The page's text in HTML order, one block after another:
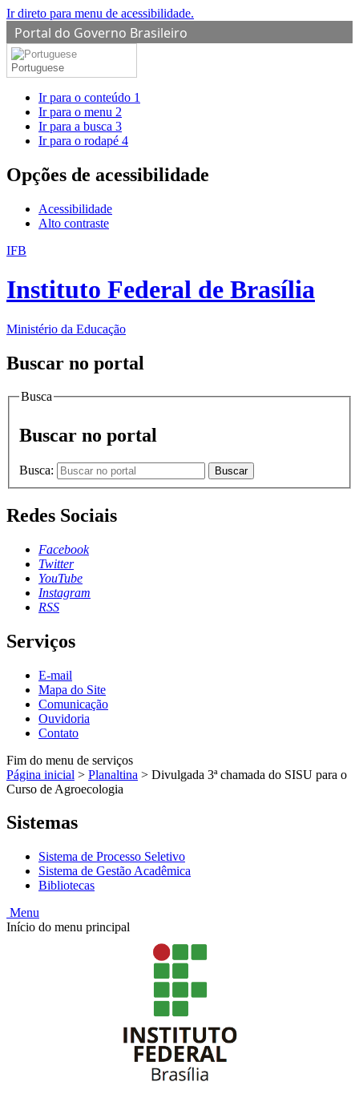
Ir direto para menu de acessibilidade.
Portal do Governo Brasileiro
Portuguese
Ir para o conteúdo 1
Ir para o menu 2
Ir para a busca 3
Ir para o rodapé 4
Opções de acessibilidade
Acessibilidade
Alto contraste
IFB
Instituto Federal de Brasília
Ministério da Educação
Buscar no portal
Busca
Buscar no portal
Busca: Buscar
Redes Sociais
Facebook
Twitter
YouTube
Instagram
RSS
Serviços
E-mail
Mapa do Site
Comunicação
Ouvidoria
Contato
Fim do menu de serviços
Página inicial > Planaltina > Divulgada 3ª chamada do SISU para o
Curso de Agroecologia
Sistemas
Sistema de Processo Seletivo
Sistema de Gestão Acadêmica
Bibliotecas
Menu
Início do menu principal